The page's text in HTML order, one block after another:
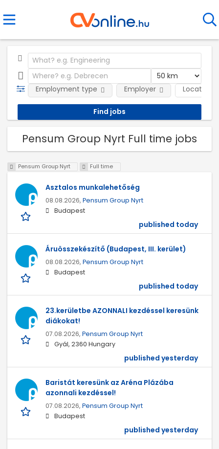
Employment type Employer Location
Pensum Group Nyrt Full time jobs
Pensum Group Nyrt Full time
Asztalos munkalehetőség
08.08.2026, Pensum Group Nyrt
Budapest
published today
Áruösszekészítő (Budapest, III. kerület)
08.08.2026, Pensum Group Nyrt
Budapest
published today
23.kerületbe AZONNALI kezdéssel keresünk
diákokat!
07.08.2026, Pensum Group Nyrt
Gyál, 2360 Hungary
published yesterday
Baristát keresünk az Aréna Plázába
azonnali kezdéssel!
07.08.2026, Pensum Group Nyrt
Budapest
published yesterday